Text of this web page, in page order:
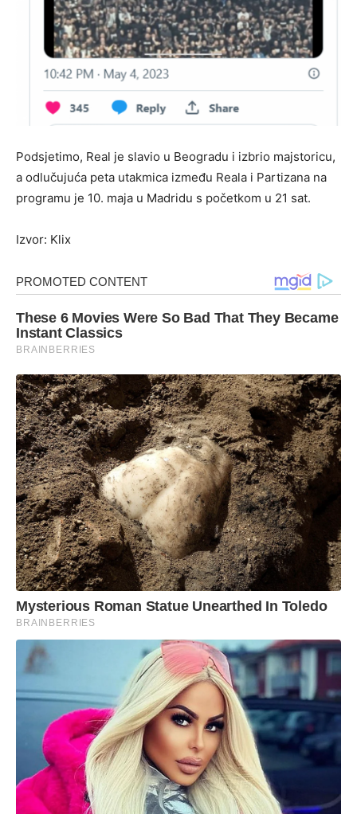
Podsjetimo, Real je slavio u Beogradu i izbrio majstoricu,
a odlučujuća peta utakmica između Reala i Partizana na
programu je 10. maja u Madridu s početkom u 21 sat.
Izvor: Klix